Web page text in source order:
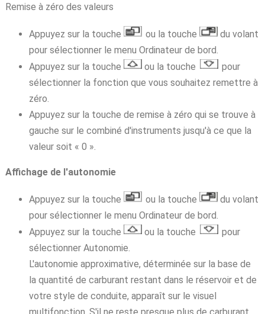
Remise à zéro des valeurs
Appuyez sur la touche ou la touche
du volant
pour sélectionner le menu Ordinateur de bord.
Appuyez sur la touche
ou la touche
pour
sélectionner la fonction que vous souhaitez remettre à
zéro.
Appuyez sur la touche de remise à zéro qui se trouve à
gauche sur le combiné d'instruments jusqu'à ce que la
valeur soit « 0 ».
Affichage de l'autonomie
Appuyez sur la touche ou la touche
du volant
pour sélectionner le menu Ordinateur de bord.
Appuyez sur la touche
ou la touche
pour
sélectionner Autonomie.
L'autonomie approximative, déterminée sur la base de
la quantité de carburant restant dans le réservoir et de
votre style de conduite, apparaît sur le visuel